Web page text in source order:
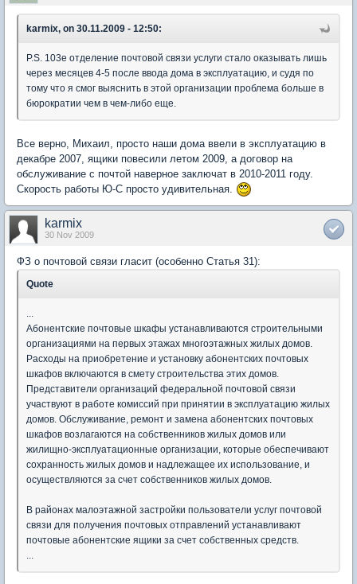
karmix, on 30.11.2009 - 12:50:
P.S. 103е отделение почтовой связи услуги стало оказывать лишь
через месяцев 4-5 после ввода дома в эксплуатацию, и судя по
тому что я смог выяснить в этой организации проблема больше в
бюрократии чем в чем-либо еще.
Все верно, Михаил, просто наши дома ввели в эксплуатацию в
декабре 2007, ящики повесили летом 2009, а договор на
обслуживание с почтой наверное заключат в 2010-2011 году.
Скорость работы Ю-С просто удивительная.
karmix
30 Nov 2009
ФЗ о почтовой связи гласит (особенно Статья 31):
Quote
...
Абонентские почтовые шкафы устанавливаются строительными
организациями на первых этажах многоэтажных жилых домов.
Расходы на приобретение и установку абонентских почтовых
шкафов включаются в смету строительства этих домов.
Представители организаций федеральной почтовой связи
участвуют в работе комиссий при принятии в эксплуатацию жилых
домов. Обслуживание, ремонт и замена абонентских почтовых
шкафов возлагаются на собственников жилых домов или
жилищно-эксплуатационные организации, которые обеспечивают
сохранность жилых домов и надлежащее их использование, и
осуществляются за счет собственников жилых домов.
В районах малоэтажной застройки пользователи услуг почтовой
связи для получения почтовых отправлений устанавливают
почтовые абонентские ящики за счет собственных средств.
...